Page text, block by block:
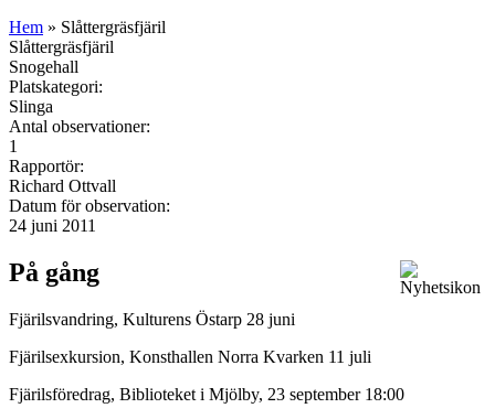
Hem » Slåttergräsfjäril
Slåttergräsfjäril
Snogehall
Platskategori:
Slinga
Antal observationer:
1
Rapportör:
Richard Ottvall
Datum för observation:
24 juni 2011
På gång
Fjärilsvandring, Kulturens Östarp 28 juni
Fjärilsexkursion, Konsthallen Norra Kvarken 11 juli
Fjärilsföredrag, Biblioteket i Mjölby, 23 september 18:00